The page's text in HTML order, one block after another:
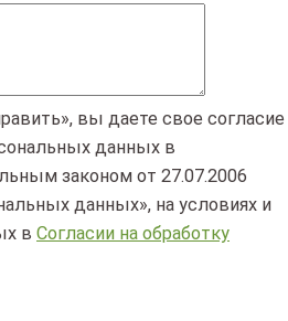
вы даете свое согласие
данных в
законом от 27.07.2006
данных», на условиях и
в Согласии на обработку